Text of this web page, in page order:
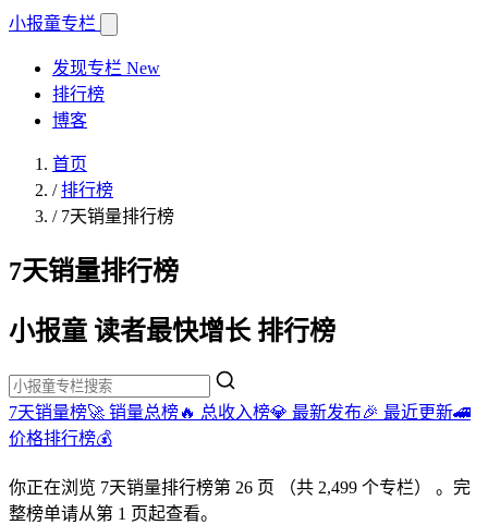
小报童专栏
发现专栏 New
排行榜
博客
首页
/排行榜
/ 7天销量排行榜
7天销量排行榜
小报童 读者最快增长 排行榜
7天销量榜🚀 销量总榜🔥 总收入榜💎 最新发布🎉 最近更新🚄
价格排行榜💰
你正在浏览 7天销量排行榜第 26 页 （共 2,499 个专栏）
。完
整榜单请从第 1 页起查看。